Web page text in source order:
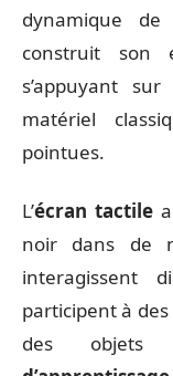
dynamique
construit son
s’appuyant
matériel
pointues.
L’écran tactile
noir dans de
interagissent
participent à
des